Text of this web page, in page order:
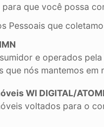
que você possa
Pessoais que
e operados
que nós mantemos
WI DIGITAL/
voltados para o